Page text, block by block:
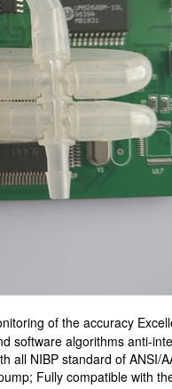
of the accuracy
software algorithms anti-
all NIBP standard of ANSI/
Fully compatible with